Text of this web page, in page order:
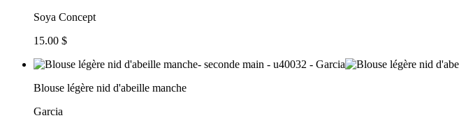
Soya Concept
15.00 $
Blouse légère nid d'abeille manche
Garcia